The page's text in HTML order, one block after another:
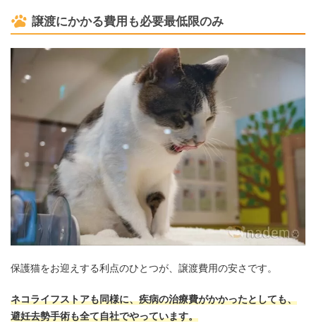
譲渡にかかる費用も必要最低限のみ
保護猫をお迎えする利点のひとつが、譲渡費用の安さです。
ネコライフストアも同様に、疾病の治療費がかかったとしても、
避妊去勢手術も全て自社でやっています。